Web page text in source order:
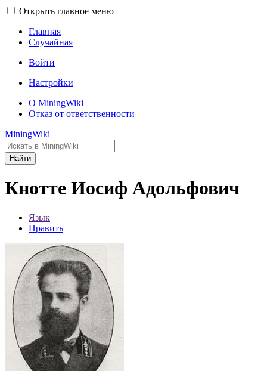
Открыть главное меню
Главная
Случайная
Войти
Настройки
О MiningWiki
Отказ от ответственности
MiningWiki
Найти
Кнотте Иосиф Адольфович
Язык
Править